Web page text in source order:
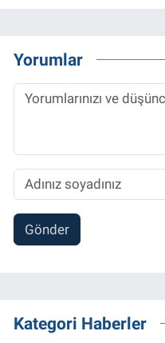
Yorumlar
Gönder
Kategori Haberler